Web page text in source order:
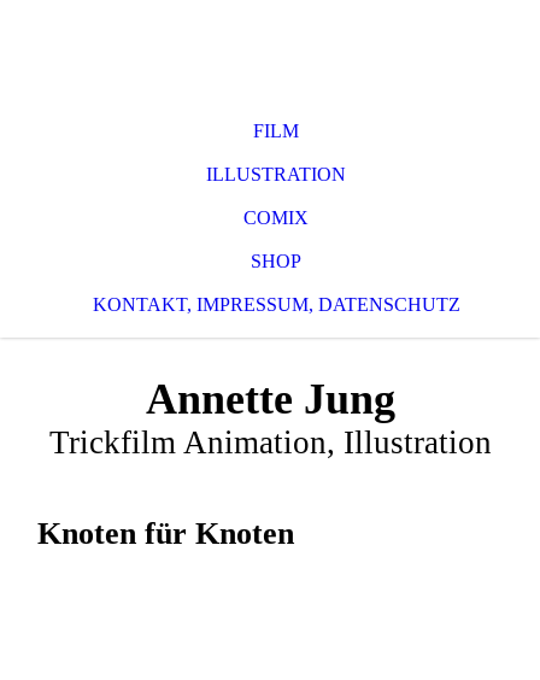
FILM
ILLUSTRATION
COMIX
SHOP
KONTAKT, IMPRESSUM, DATENSCHUTZ
Annette Jung
Trickfilm Animation, Illustration
Knoten für Knoten